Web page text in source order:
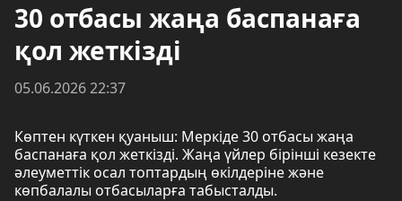
30 отбасы жаңа баспанаға
қол жеткізді
05.06.2026 22:37
Көптен күткен қуаныш: Меркіде 30 отбасы жаңа
баспанаға қол жеткізді. Жаңа үйлер бірінші кезекте
әлеуметтік осал топтардың өкілдеріне және
көпбалалы отбасыларға табысталды.